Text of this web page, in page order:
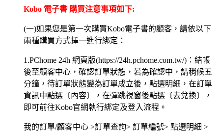
Kobo 電子書 購買注意事項如下:
(一)如果您是第一次購買Kobo電子書的顧客，請依以下
兩種購買方式擇一進行綁定：
1.PChome 24h 網頁版(https://24h.pchome.com.tw/)：結帳
後至顧客中心，確認訂單狀態，若為確認中，請稍候五
分鐘，待訂單狀態變為訂單成立後，點選明細，在訂單
資訊中點選〔內容〕，在彈跳視窗後點選〔去兌換〕，
即可前往Kobo官網執行綁定及登入流程。
我的訂單/顧客中心 >訂單查詢> 訂單編號> 點選明細 >